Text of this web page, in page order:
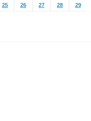
25 26 27 28 29